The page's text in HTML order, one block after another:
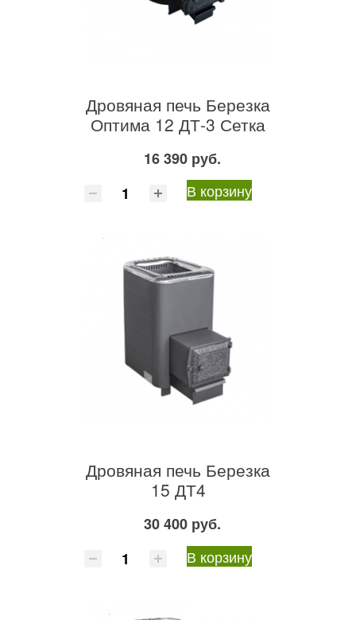
Дровяная печь Березка
Оптима 12 ДТ-3 Сетка
16 390 руб.
В корзину
Дровяная печь Березка
15 ДТ4
30 400 руб.
В корзину